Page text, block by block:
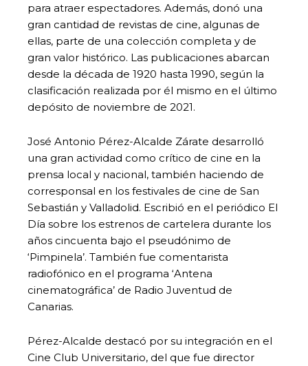
para atraer espectadores. Además, donó una
gran cantidad de revistas de cine, algunas de
ellas, parte de una colección completa y de
gran valor histórico. Las publicaciones abarcan
desde la década de 1920 hasta 1990, según la
clasificación realizada por él mismo en el último
depósito de noviembre de 2021.
José Antonio Pérez-Alcalde Zárate desarrolló
una gran actividad como crítico de cine en la
prensa local y nacional, también haciendo de
corresponsal en los festivales de cine de San
Sebastián y Valladolid. Escribió en el periódico El
Día sobre los estrenos de cartelera durante los
años cincuenta bajo el pseudónimo de
‘Pimpinela’. También fue comentarista
radiofónico en el programa ‘Antena
cinematográfica’ de Radio Juventud de
Canarias.
Pérez-Alcalde destacó por su integración en el
Cine Club Universitario, del que fue director